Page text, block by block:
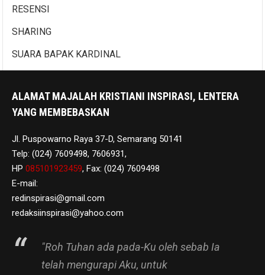
RESENSI
SHARING
SUARA BAPAK KARDINAL
ALAMAT MAJALAH KRISTIANI INSPIRASI, LENTERA
YANG MEMBEBASKAN
Jl. Puspowarno Raya 37-D, Semarang 50141
Telp: (024) 7609498, 7606931,
HP 085101923459, Fax: (024) 7609498
E-mail:
redinspirasi@gmail.com
redaksiinspirasi@yahoo.com
"Roh Tuhan ada pada-Ku oleh sebab Ia
telah mengurapi Aku, untuk